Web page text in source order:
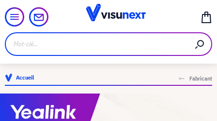
Accueil Fabricant